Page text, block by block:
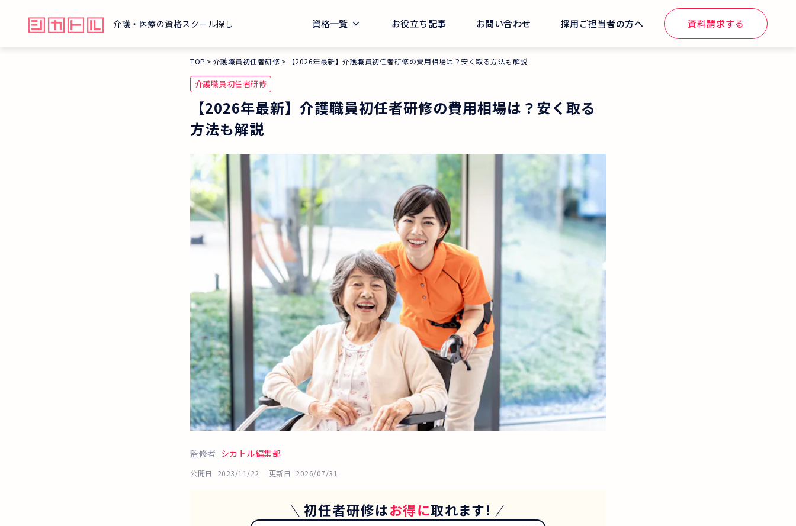
介護・医療の資格スクール探し 資格一覧 お役立ち記事 お問い合わせ 採用ご担当者の方へ 資料請求する
TOP 介護職員初任者研修 【2026年最新】介護職員初任者研修の費用相場は？安く取る方法も解説
介護職員初任者研修
【2026年最新】介護職員初任者研修の費用相場は？安く取る
方法も解説
監修者 シカトル編集部
公開日 2023/11/22 更新日 2026/07/31
初任者研修はお得に取れます！